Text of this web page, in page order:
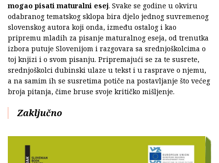
mogao pisati maturalni esej. Svake se godine u okviru
odabranog tematskog sklopa bira djelo jednog suvremenog
slovenskog autora koji onda, između ostalog i kao
pripremu mladih za pisanje maturalnog eseja, od trenutka
izbora putuje Slovenijom i razgovara sa srednjoškolcima o
toj knjizi i o svom pisanju. Pripremajući se za te susrete,
srednjoškolci dubinski ulaze u tekst i u rasprave o njemu,
a na samim ih se susretima potiče na postavljanje što većeg
broja pitanja, čime bruse svoje kritičko mišljenje.
Zaključno